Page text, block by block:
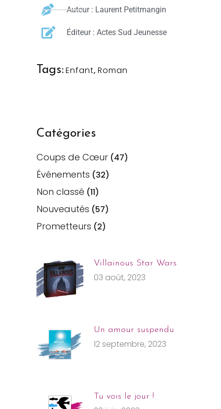
Auteur : Laurent Petitmangin
Éditeur : Actes Sud Jeunesse
Tags:Enfant, Roman
Catégories
Coups de Cœur (47)
Événements (32)
Non classé (11)
Nouveautés (57)
Prometteurs (2)
Villainous Star Wars
03 août, 2023
Un amour suspendu
12 septembre, 2023
Tu vois le jour !